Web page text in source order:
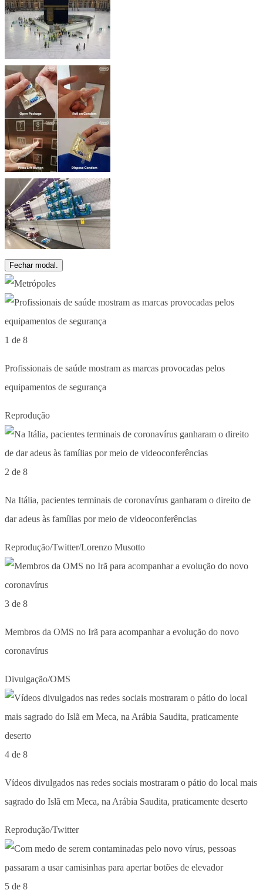
Fechar modal.
1 de 8
Profissionais de saúde mostram as marcas provocadas pelos
equipamentos de segurança
Reprodução
2 de 8
Na Itália, pacientes terminais de coronavírus ganharam o direito de
dar adeus às famílias por meio de videoconferências
Reprodução/Twitter/Lorenzo Musotto
3 de 8
Membros da OMS no Irã para acompanhar a evolução do novo
coronavírus
Divulgação/OMS
4 de 8
Vídeos divulgados nas redes sociais mostraram o pátio do local mais
sagrado do Islã em Meca, na Arábia Saudita, praticamente deserto
Reprodução/Twitter
5 de 8